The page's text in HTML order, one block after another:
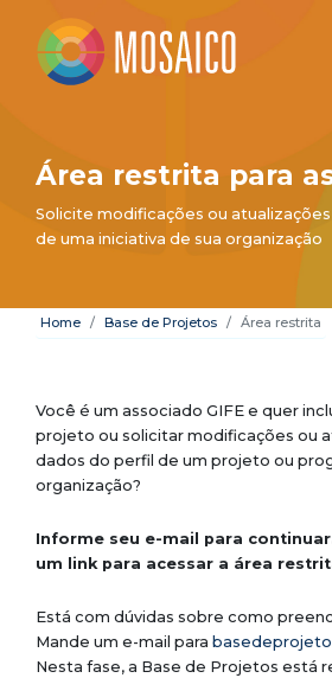
Área restrita para
Solicite modificações ou
de uma iniciativa de sua organização
Home Base de Projetos Área restrita
Você é um associado GIFE e quer
projeto ou solicitar modificações ou
dados do perfil de um projeto ou
organização?
Informe seu e-mail para
um link para acessar a área
Está com dúvidas sobre como
Mande um e-mail para
Nesta fase, a Base de Projetos está